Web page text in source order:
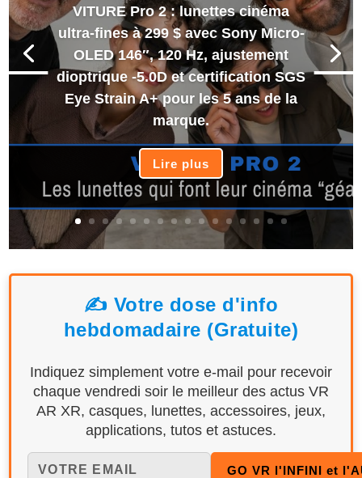
VITURE Pro 2 : lunettes cinéma
ultra-fines à 299 $ avec Sony Micro-
OLED 146″, 120 Hz, ajustement
dioptrique -5.0D et certification SGS
Eye Strain A+ pour les 5 ans de la
marque.
Lire plus
✍️ Votre dose d'info
hebdomadaire (Gratuite)
Indiquez simplement votre e-mail pour recevoir
chaque vendredi soir le meilleur des actus VR
AR XR, casques, lunettes, accessoires, jeux,
applications, tutos et astuces.